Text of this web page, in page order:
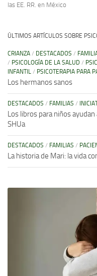
las EE. RR. en México
ÚLTIMOS ARTÍCULOS SOBRE
CRIANZA / DESTACADOS /
/ PSICOLOGÍA DE LA SALUD /
INFANTIL / PSICOTERAPIA PARA
Los hermanos sanos
DESTACADOS / FAMILIAS /
Los libros para niños
SHUa
DESTACADOS / FAMILIAS /
La historia de Mari: la vida